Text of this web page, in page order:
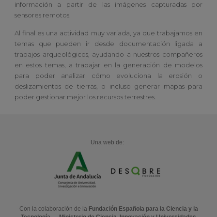
información a partir de las imágenes capturadas por
sensores remotos.
Al final es una actividad muy variada, ya que trabajamos en
temas que pueden ir desde documentación ligada a
trabajos arqueológicos, ayudando a nuestros compañeros
en estos temas, a trabajar en la generación de modelos
para poder analizar cómo evoluciona la erosión o
deslizamientos de tierras, o incluso generar mapas para
poder gestionar mejor los recursos terrestres.
Una web de:
Con la colaboración de la Fundación Española para la Ciencia y la